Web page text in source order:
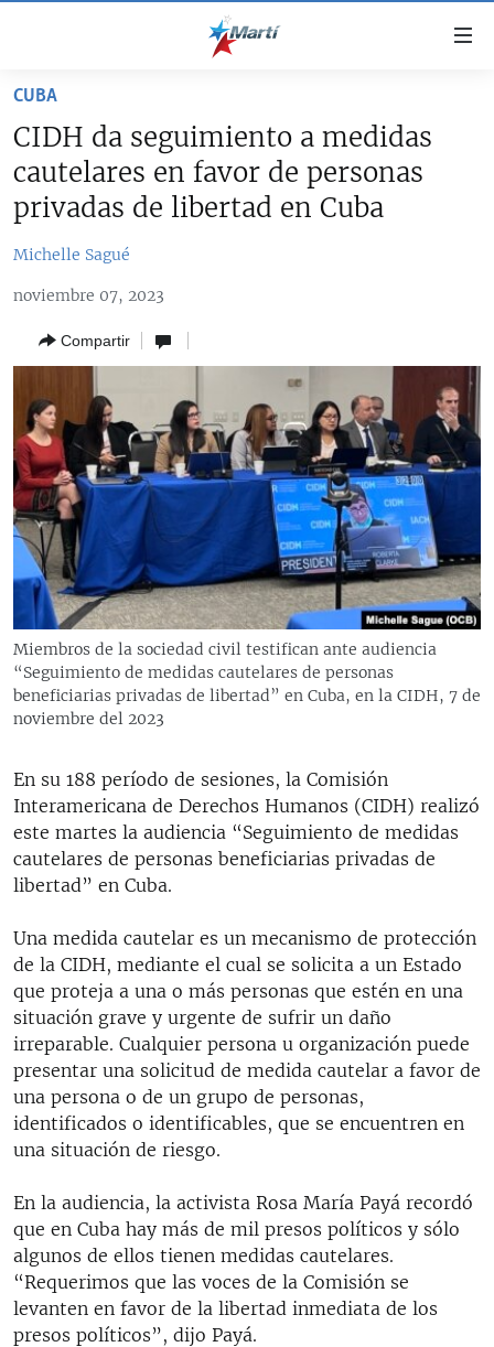
accesibilidad
contenido
principal
navegación
principal
búsqueda
CUBA
SOBRE CUBA
ESTADOS UNIDOS
DEPORTES
ARTE Y ENTRETENIMIENTO
OPINIÓN GRÁFICA
AUDIOVISUALES MARTÍ
RADIO MARTÍ
ESPECIALES
ESPECIALES
LA REALIDAD DE LA VIVIENDA EN CUBA
SER VIEJO EN CUBA
KENTU-CUBANO
DESINFORMACIÓN RUSA EN AMÉRICA LATINA
LA INVASIÓN DE RUSIA A UCRANIA
MULTIMEDIA
EDITORIALES
SÍGUENOS
CUBA
CIDH da seguimiento a medidas
cautelares en favor de personas
privadas de libertad en Cuba
Michelle Sagué
noviembre 07, 2023
Compartir
Miembros de la sociedad civil testifican ante audiencia
“Seguimiento de medidas cautelares de personas
beneficiarias privadas de libertad” en Cuba, en la CIDH, 7 de
noviembre del 2023
En su 188 período de sesiones, la Comisión
Interamericana de Derechos Humanos (CIDH) realizó
este martes la audiencia “Seguimiento de medidas
cautelares de personas beneficiarias privadas de
libertad” en Cuba.
Una medida cautelar es un mecanismo de protección
de la CIDH, mediante el cual se solicita a un Estado
que proteja a una o más personas que estén en una
situación grave y urgente de sufrir un daño
irreparable. Cualquier persona u organización puede
presentar una solicitud de medida cautelar a favor de
una persona o de un grupo de personas,
identificados o identificables, que se encuentren en
una situación de riesgo.
En la audiencia, la activista Rosa María Payá recordó
que en Cuba hay más de mil presos políticos y sólo
algunos de ellos tienen medidas cautelares.
“Requerimos que las voces de la Comisión se
levanten en favor de la libertad inmediata de los
presos políticos”, dijo Payá.